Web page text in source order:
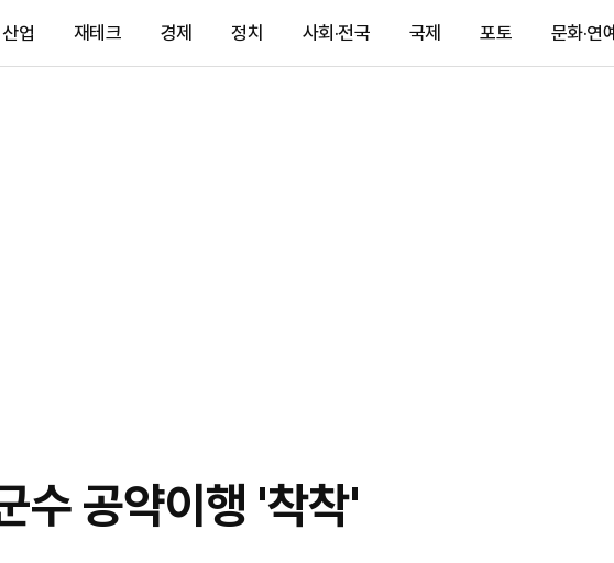
산업 재테크 경제 정치 사회·전국 국제 포토 문화·연예
수 공약이행 '착착'